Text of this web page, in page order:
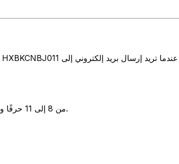
تتألف رموز سويفت/رموز سويفت/رمز معرّف العميل الدولي (SWIFT/BIC) من 8 إلى 11 حرفًا ورقمًا لتحديد بنك وفرع معين في العالم.